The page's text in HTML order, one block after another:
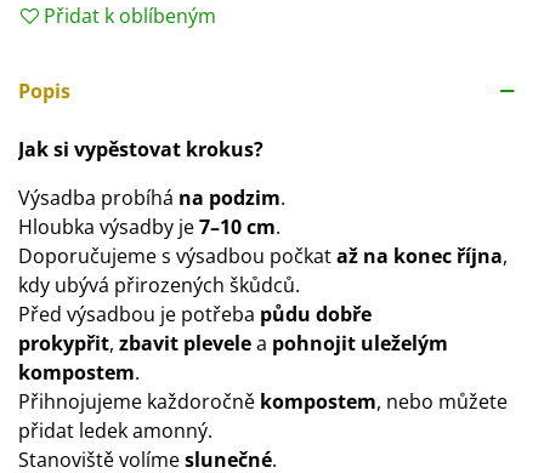
Přidat k oblíbeným
Popis
Jak si vypěstovat krokus?
Výsadba probíhá na podzim.
Hloubka výsadby je7–10 cm.
Doporučujeme s výsadbou počkataž na konec října,
kdy ubývá přirozených škůdců.
Před výsadbou je potřeba půdu dobře
prokypřit, zbavit plevelea pohnojit uleželým
kompostem.
Přihnojujeme každoročně kompostem, nebo můžete
přidat ledek amonný.
Stanoviště volímeslunečné.